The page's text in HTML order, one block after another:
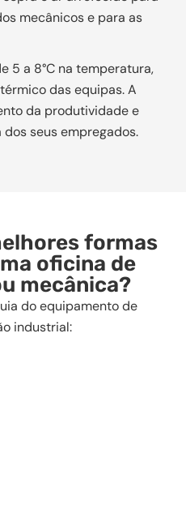
mecânicos e para as
5 a 8°C na temperatura,
das equipas. A
da produtividade e
seus empregados.
formas
oficina de
mecânica?
do equipamento de
industrial: